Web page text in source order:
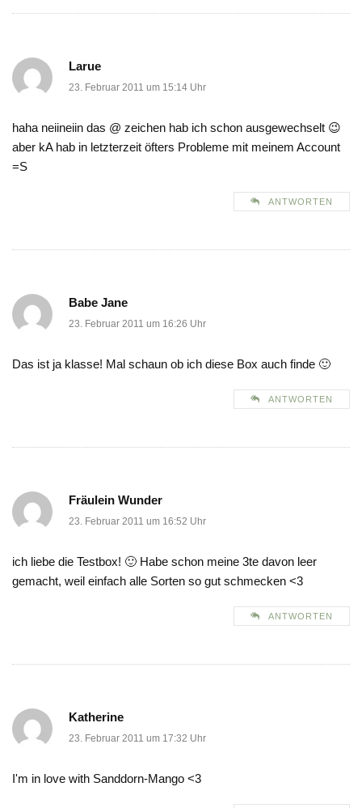
Larue
23. Februar 2011 um 15:14 Uhr
haha neiineiin das @ zeichen hab ich schon ausgewechselt 😉
aber kA hab in letzterzeit öfters Probleme mit meinem Account
=S
ANTWORTEN
Babe Jane
23. Februar 2011 um 16:26 Uhr
Das ist ja klasse! Mal schaun ob ich diese Box auch finde 🙂
ANTWORTEN
Fräulein Wunder
23. Februar 2011 um 16:52 Uhr
ich liebe die Testbox! 🙂 Habe schon meine 3te davon leer
gemacht, weil einfach alle Sorten so gut schmecken <3
ANTWORTEN
Katherine
23. Februar 2011 um 17:32 Uhr
I'm in love with Sanddorn-Mango <3